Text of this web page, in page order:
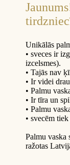
Unikālās
• sveces ir
izcelsmes).
• Tajās nav
• Ir videi
• Palmu
• Ir tīra un
• Palmu
• svecēm
Palmu vaska
ražotas